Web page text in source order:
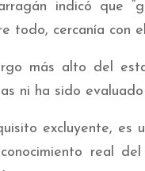
indicó que
todo, cercanía con
más alto del
ni ha sido
excluyente, es
real